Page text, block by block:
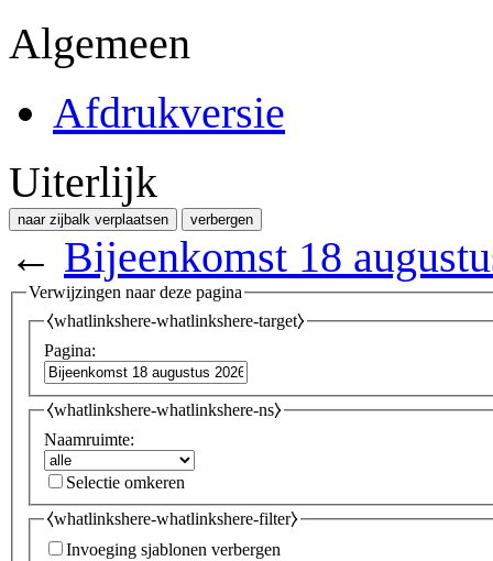
Algemeen
Afdrukversie
Uiterlijk
naar zijbalk verplaatsen verbergen
← Bijeenkomst 18
Verwijzingen naar deze pagina
⧼whatlinkshere-whatlinkshere-target⧽
Pagina:
⧼whatlinkshere-whatlinkshere-ns⧽
Naamruimte:
Selectie omkeren
⧼whatlinkshere-whatlinkshere-filter⧽
Invoeging sjablonen verbergen